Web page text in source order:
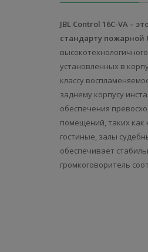
JBL Control 16C-VA –
стандарту пожарной
установленных в
классу
заднему корпусу
обеспечения
помещений, таких
гостиные, залы
обеспечивает
громкоговоритель